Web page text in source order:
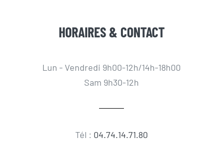
HORAIRES & CONTACT
Lun - Vendredi 9h00-12h/14h-18h00
Sam 9h30-12h
Tél : 04.74.14.71.80